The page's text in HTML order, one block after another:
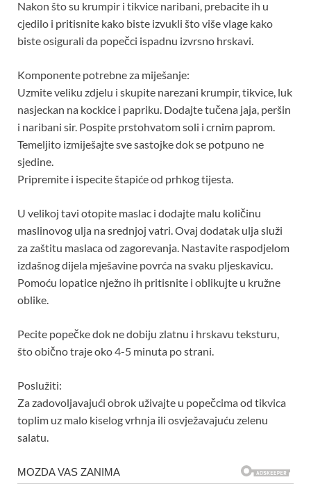
Nakon što su krumpir i tikvice naribani, prebacite ih u
cjedilo i pritisnite kako biste izvukli što više vlage kako
biste osigurali da popečci ispadnu izvrsno hrskavi.
Komponente potrebne za miješanje:
Uzmite veliku zdjelu i skupite narezani krumpir, tikvice, luk
nasjeckan na kockice i papriku. Dodajte tučena jaja, peršin
i naribani sir. Pospite prstohvatom soli i crnim paprom.
Temeljito izmiješajte sve sastojke dok se potpuno ne
sjedine.
Pripremite i ispecite štapiće od prhkog tijesta.
U velikoj tavi otopite maslac i dodajte malu količinu
maslinovog ulja na srednjoj vatri. Ovaj dodatak ulja služi
za zaštitu maslaca od zagorevanja. Nastavite raspodjelom
izdašnog dijela mješavine povrća na svaku pljeskavicu.
Pomoću lopatice nježno ih pritisnite i oblikujte u kružne
oblike.
Pecite popečke dok ne dobiju zlatnu i hrskavu teksturu,
što obično traje oko 4-5 minuta po strani.
Poslužiti:
Za zadovoljavajući obrok uživajte u popečcima od tikvica
toplim uz malo kiselog vrhnja ili osvježavajuću zelenu
salatu.